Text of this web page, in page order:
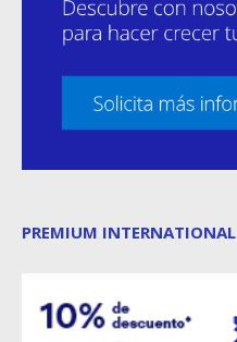
PREMIUM INTERNATIONAL